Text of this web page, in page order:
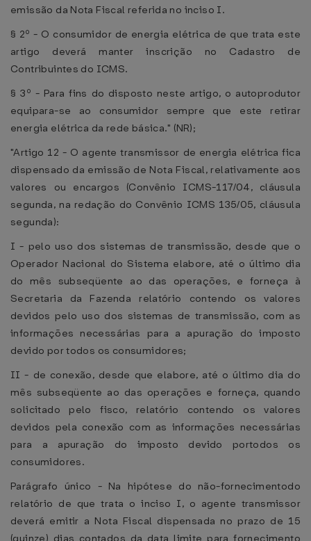
emissão da Nota Fiscal referida no inciso I.
§ 2º - O consumidor de energia elétrica de que trata este
artigo deverá manter inscrição no Cadastro de
Contribuintes do ICMS.
§ 3º - Para fins do disposto neste artigo, o autoprodutor
equipara-se ao consumidor sempre que este retirar
energia elétrica da rede básica." (NR);
"Artigo 12 - O agente transmissor de energia elétrica fica
dispensado da emissão de Nota Fiscal, relativamente aos
valores ou encargos (Convênio ICMS-117/04, cláusula
segunda, na redação do Convênio ICMS 135/05, cláusula
segunda):
I - pelo uso dos sistemas de transmissão, desde que o
Operador Nacional do Sistema elabore, até o último dia
do mês subseqüente ao das operações, e forneça à
Secretaria da Fazenda relatório contendo os valores
devidos pelo uso dos sistemas de transmissão, com as
informações necessárias para a apuração do imposto
devido por todos os consumidores;
II - de conexão, desde que elabore, até o último dia do
mês subseqüente ao das operações e forneça, quando
solicitado pelo fisco, relatório contendo os valores
devidos pela conexão com as informações necessárias
para a apuração do imposto devido portodos os
consumidores.
Parágrafo único - Na hipótese do não-fornecimentodo
relatório de que trata o inciso I, o agente transmissor
deverá emitir a Nota Fiscal dispensada no prazo de 15
(quinze) dias contados da data limite para fornecimento